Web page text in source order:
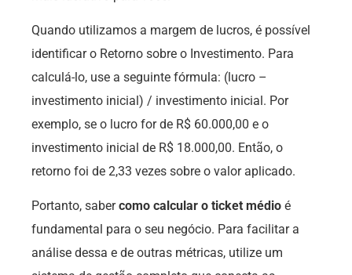
Quando utilizamos a margem de lucros, é possível
identificar o Retorno sobre o Investimento. Para
calculá-lo, use a seguinte fórmula: (lucro –
investimento inicial) / investimento inicial. Por
exemplo, se o lucro for de R$ 60.000,00 e o
investimento inicial de R$ 18.000,00. Então, o
retorno foi de 2,33 vezes sobre o valor aplicado.
Portanto, sabercomo calcular o ticket médio é
fundamental para o seu negócio. Para facilitar a
análise dessa e de outras métricas, utilize um